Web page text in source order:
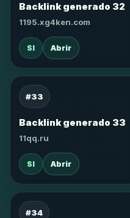
Backlink generado 32
1195.xg4ken.com
SI Abrir
#33
Backlink generado 33
11qq.ru
SI Abrir
#34